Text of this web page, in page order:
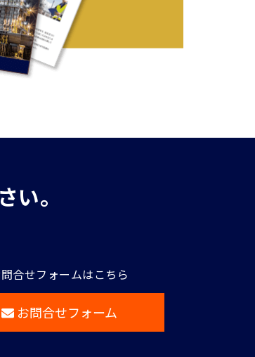
。
合せフォームはこちら
お問合せフォーム